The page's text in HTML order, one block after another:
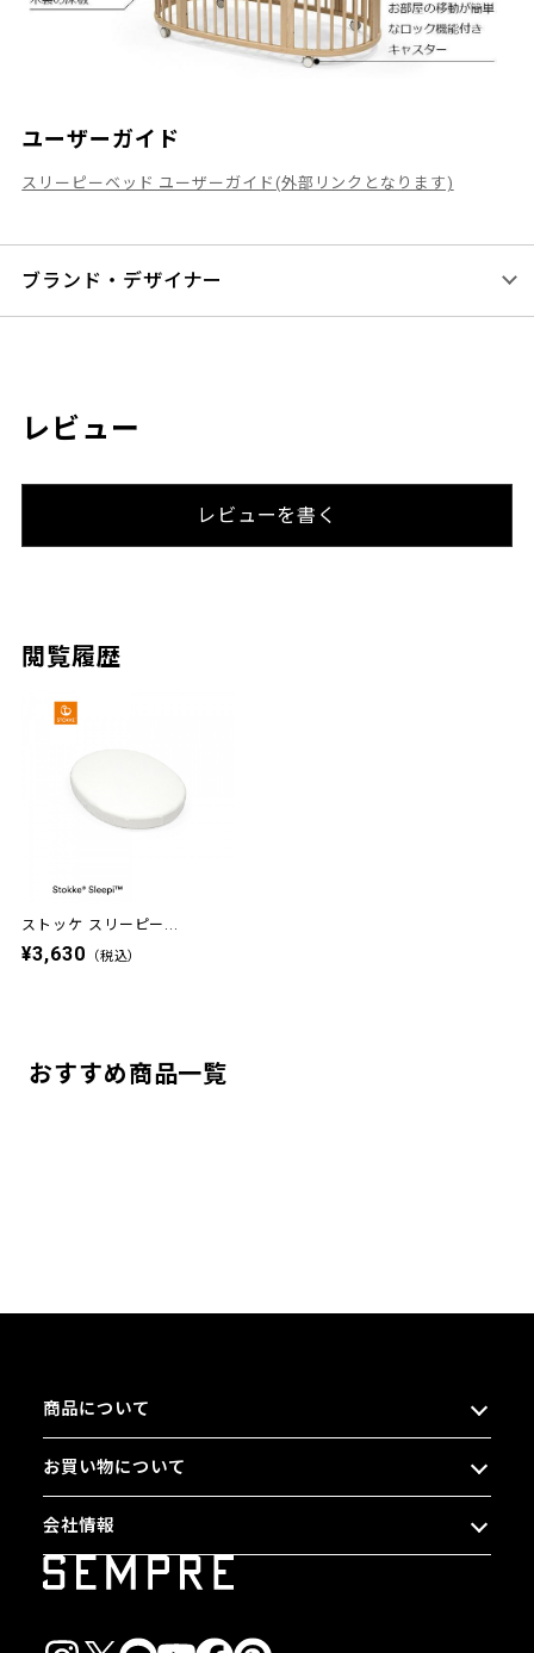
ユーザーガイド
スリーピーベッド ユーザーガイド(外部リンクとなります)
ブランド・デザイナー
レビュー
レビューを書く
閲覧履歴
ストッケ スリーピー...
¥3,630 （税込）
おすすめ商品一覧
商品について
お買い物について
会社情報